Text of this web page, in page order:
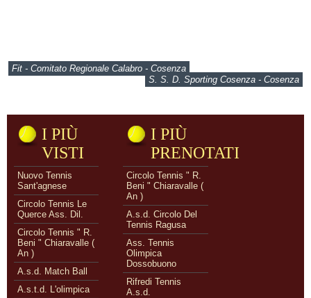
Fit - Comitato Regionale Calabro - Cosenza
S. S. D. Sporting Cosenza - Cosenza
I PIÙ
VISTI
Nuovo Tennis
Sant'agnese
Circolo Tennis Le
Querce Ass. Dil.
Circolo Tennis " R.
Beni " Chiaravalle (
An )
A.s.d. Match Ball
A.s.t.d. L'olimpica
I PIÙ
PRENOTATI
Circolo Tennis " R.
Beni " Chiaravalle (
An )
A.s.d. Circolo Del
Tennis Ragusa
Ass. Tennis
Olimpica
Dossobuono
Rifredi Tennis
A.s.d.